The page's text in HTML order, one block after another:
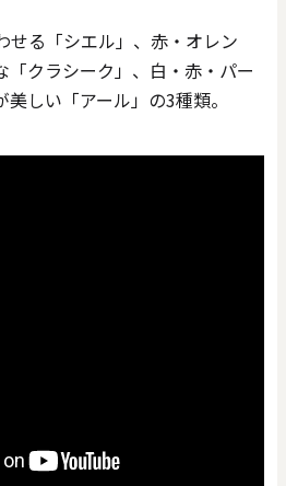
せる「シエル」、赤・オレン
「クラシーク」、白・赤・パー
しい「アール」の3種類。